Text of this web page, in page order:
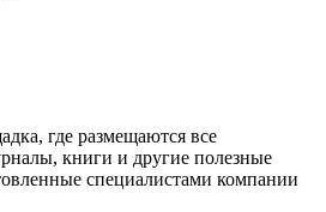
где размещаются все
книги и другие полезные
специалистами компании